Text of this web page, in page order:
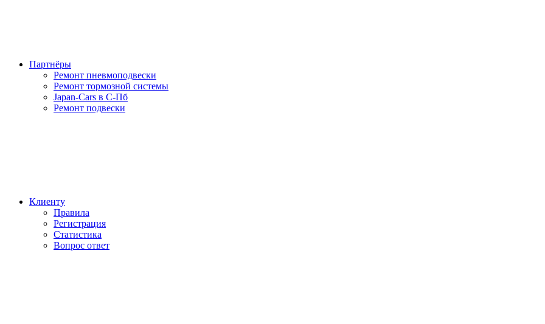
Партнёры
Ремонт пневмоподвески
Ремонт тормозной системы
Japan-Cars в С-Пб
Ремонт подвески
Клиенту
Правила
Регистрация
Статистика
Вопрос ответ